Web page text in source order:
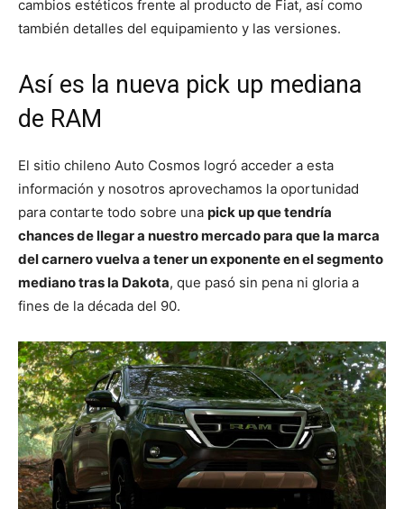
cambios estéticos frente al producto de Fiat, así como
también detalles del equipamiento y las versiones.
Así es la nueva pick up mediana
de RAM
El sitio chileno Auto Cosmos logró acceder a esta
información y nosotros aprovechamos la oportunidad
para contarte todo sobre una pick up que tendría
chances de llegar a nuestro mercado para que la marca
del carnero vuelva a tener un exponente en el segmento
mediano tras la Dakota, que pasó sin pena ni gloria a
fines de la década del 90.